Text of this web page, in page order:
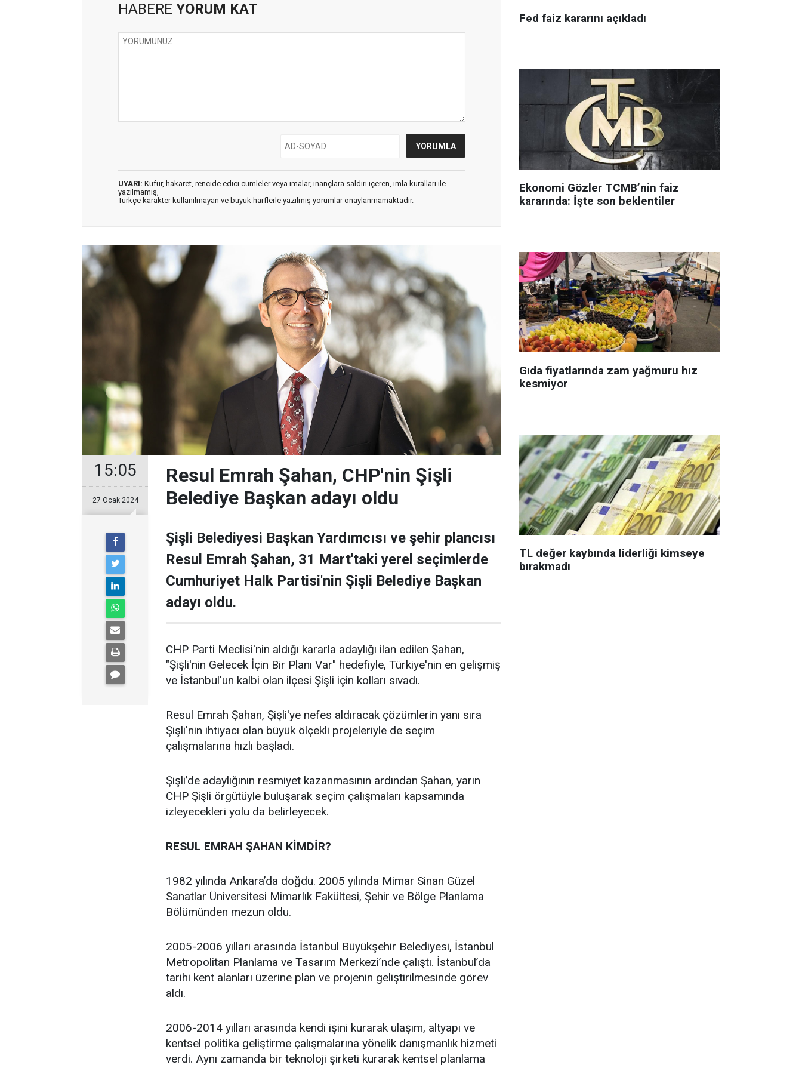
HABERE YORUM KAT
UYARI: Küfür, hakaret, rencide edici cümleler veya imalar, inançlara saldırı içeren, imla kuralları ile
yazılmamış,
Türkçe karakter kullanılmayan ve büyük harflerle yazılmış yorumlar onaylanmamaktadır.
15:05
27 Ocak 2024
Resul Emrah Şahan, CHP'nin Şişli
Belediye Başkan adayı oldu
Şişli Belediyesi Başkan Yardımcısı ve şehir plancısı
Resul Emrah Şahan, 31 Mart'taki yerel seçimlerde
Cumhuriyet Halk Partisi'nin Şişli Belediye Başkan
adayı oldu.
CHP Parti Meclisi'nin aldığı kararla adaylığı ilan edilen Şahan,
"Şişli'nin Gelecek İçin Bir Planı Var" hedefiyle, Türkiye'nin en gelişmiş
ve İstanbul'un kalbi olan ilçesi Şişli için kolları sıvadı.
Resul Emrah Şahan, Şişli'ye nefes aldıracak çözümlerin yanı sıra
Şişli'nin ihtiyacı olan büyük ölçekli projeleriyle de seçim
çalışmalarına hızlı başladı.
Şişli’de adaylığının resmiyet kazanmasının ardından Şahan, yarın
CHP Şişli örgütüyle buluşarak seçim çalışmaları kapsamında
izleyecekleri yolu da belirleyecek.
RESUL EMRAH ŞAHAN KİMDİR?
1982 yılında Ankara’da doğdu. 2005 yılında Mimar Sinan Güzel
Sanatlar Üniversitesi Mimarlık Fakültesi, Şehir ve Bölge Planlama
Bölümünden mezun oldu.
2005-2006 yılları arasında İstanbul Büyükşehir Belediyesi, İstanbul
Metropolitan Planlama ve Tasarım Merkezi’nde çalıştı. İstanbul’da
tarihi kent alanları üzerine plan ve projenin geliştirilmesinde görev
aldı.
2006-2014 yılları arasında kendi işini kurarak ulaşım, altyapı ve
kentsel politika geliştirme çalışmalarına yönelik danışmanlık hizmeti
verdi. Aynı zamanda bir teknoloji şirketi kurarak kentsel planlama
Fed faiz kararını açıkladı
Ekonomi Gözler TCMB’nin faiz
kararında: İşte son beklentiler
Gıda fiyatlarında zam yağmuru hız
kesmiyor
TL değer kaybında liderliği kimseye
bırakmadı